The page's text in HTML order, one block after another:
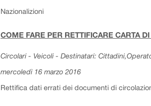
Nazionalizioni
COME FARE PER RETTIFICARE CARTA
Circolari - Veicoli - Destinatari:
mercoledì 16 marzo 2016
Rettifica dati errati dei documenti di